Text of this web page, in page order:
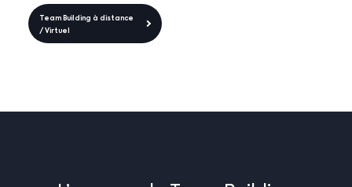
Team Building à distance
/ Virtuel